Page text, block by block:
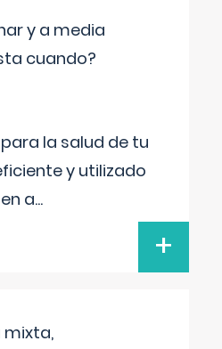
y a media
cuando?
la salud de tu
y utilizado
a...
+
mixta,